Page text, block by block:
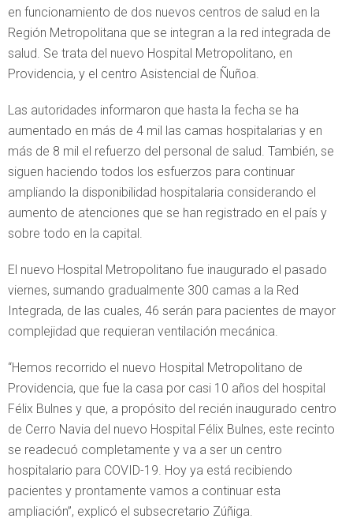
en funcionamiento de dos nuevos centros de salud en la
Región Metropolitana que se integran a la red integrada de
salud. Se trata del nuevo Hospital Metropolitano, en
Providencia, y el centro Asistencial de Ñuñoa.
Las autoridades informaron que hasta la fecha se ha
aumentado en más de 4 mil las camas hospitalarias y en
más de 8 mil el refuerzo del personal de salud. También, se
siguen haciendo todos los esfuerzos para continuar
ampliando la disponibilidad hospitalaria considerando el
aumento de atenciones que se han registrado en el país y
sobre todo en la capital.
El nuevo Hospital Metropolitano fue inaugurado el pasado
viernes, sumando gradualmente 300 camas a la Red
Integrada, de las cuales, 46 serán para pacientes de mayor
complejidad que requieran ventilación mecánica.
“Hemos recorrido el nuevo Hospital Metropolitano de
Providencia, que fue la casa por casi 10 años del hospital
Félix Bulnes y que, a propósito del recién inaugurado centro
de Cerro Navia del nuevo Hospital Félix Bulnes, este recinto
se readecuó completamente y va a ser un centro
hospitalario para COVID-19. Hoy ya está recibiendo
pacientes y prontamente vamos a continuar esta
ampliación”, explicó el subsecretario Zúñiga.